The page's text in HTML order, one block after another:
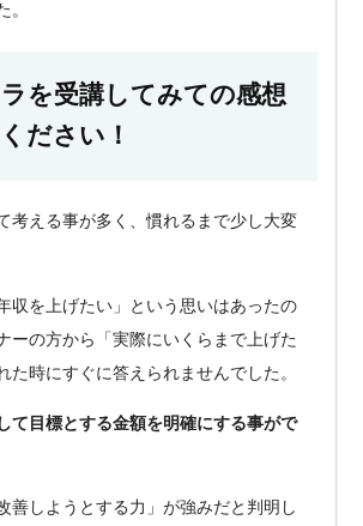
。
を受講してみての感想
ださい！
考える事が多く、慣れるまで少し大変
収を上げたい」という思いはあったの
ーの方から「実際にいくらまで上げた
た時にすぐに答えられませんでした。
て目標とする金額を明確にする事がで
善しようとする力」が強みだと判明し